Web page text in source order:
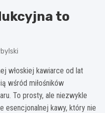
to
włoskiej kawiarce od lat
wśród miłośników
To prosty, ale niezwykle
esencjonalnej kawy, który nie